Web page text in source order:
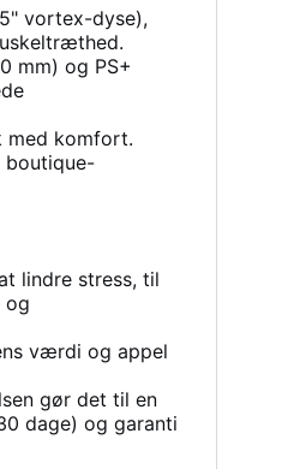
vortex-dyse),
mm) og PS+
med komfort.
boutique-
lindre stress, til
og
værdi og appel
gør det til en
dage) og garanti